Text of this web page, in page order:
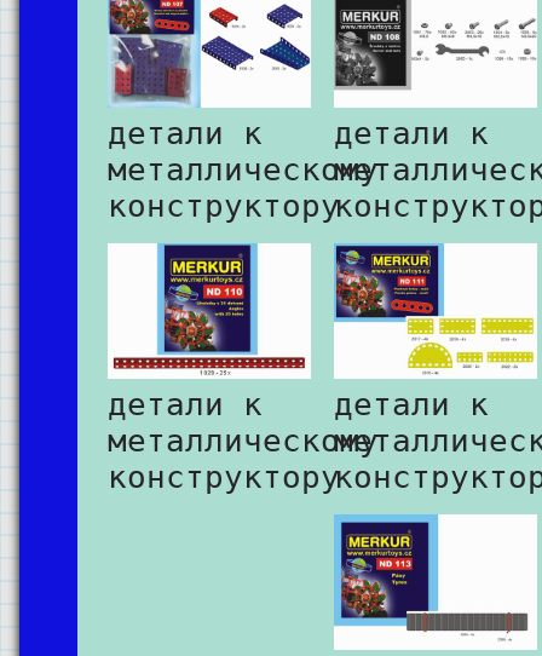
детали к
металлическому
конструктору
детали к
детали к
металлическому
конструктору
детали к